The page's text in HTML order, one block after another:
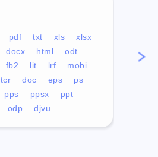
pdf txt xls
xlsx
docx html
odt
fb2 lit lrf
mobi
tcr doc eps
ps
pps ppsx
ppt
odp djvu
mp4